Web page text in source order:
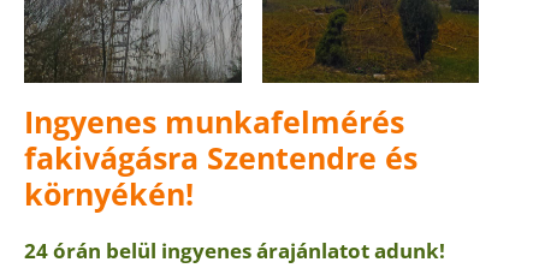
Ingyenes munkafelmérés
fakivágásra Szentendre és
környékén!
24 órán belül ingyenes árajánlatot adunk!